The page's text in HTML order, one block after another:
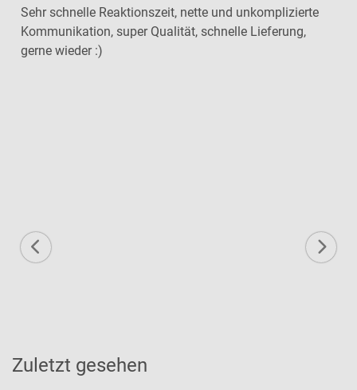
Sehr schnelle Reaktionszeit, nette und unkomplizierte
Kommunikation, super Qualität, schnelle Lieferung,
gerne wieder :)
Zuletzt gesehen